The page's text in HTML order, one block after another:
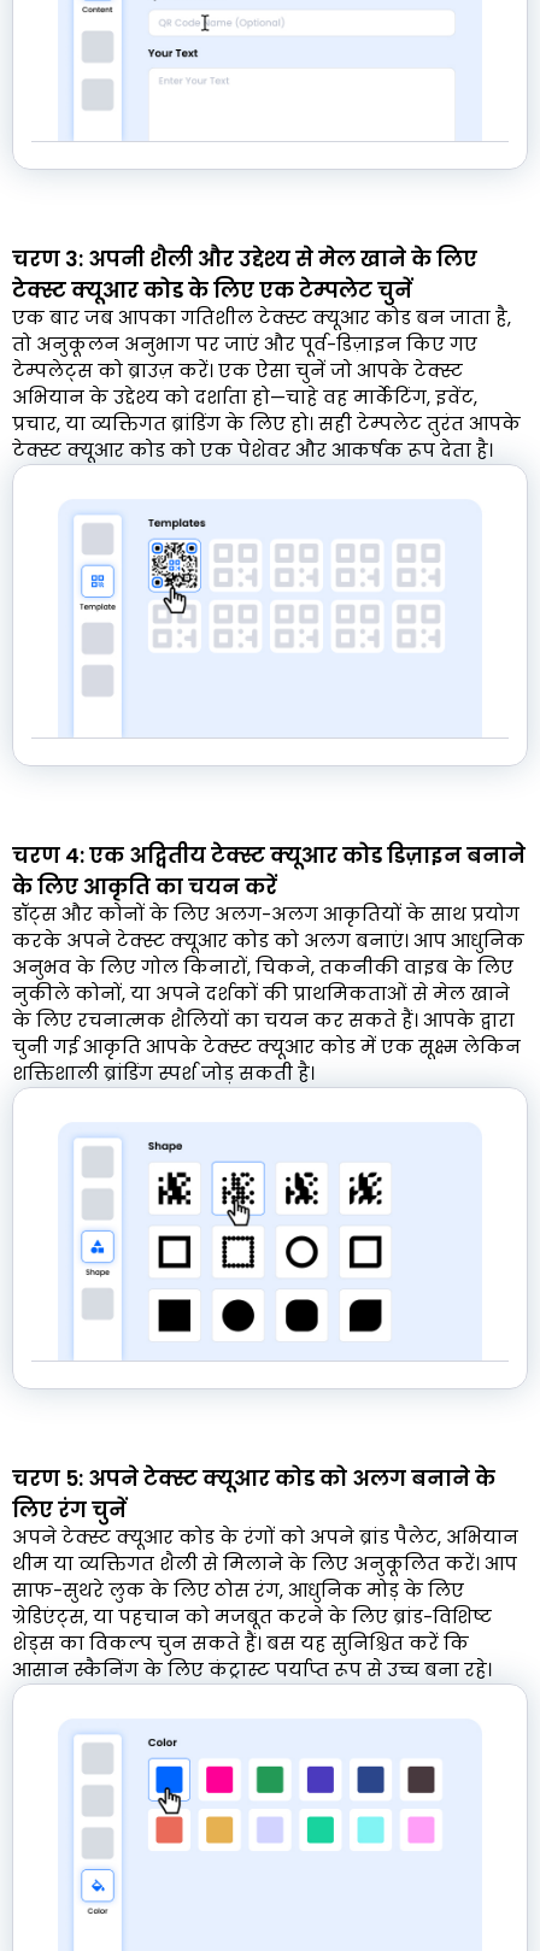
चरण 3: अपनी शैली और उद्देश्य से मेल खाने के लिए
टेक्स्ट क्यूआर कोड के लिए एक टेम्पलेट चुनें
एक बार जब आपका गतिशील टेक्स्ट क्यूआर कोड बन जाता है,
तो अनुकूलन अनुभाग पर जाएं और पूर्व-डिज़ाइन किए गए
टेम्पलेट्स को ब्राउज़ करें। एक ऐसा चुनें जो आपके टेक्स्ट
अभियान के उद्देश्य को दर्शाता हो—चाहे वह मार्केटिंग, इवेंट,
प्रचार, या व्यक्तिगत ब्रांडिंग के लिए हो। सही टेम्पलेट तुरंत आपके
टेक्स्ट क्यूआर कोड को एक पेशेवर और आकर्षक रूप देता है।
चरण 4: एक अद्वितीय टेक्स्ट क्यूआर कोड डिज़ाइन बनाने
के लिए आकृति का चयन करें
डॉट्स और कोनों के लिए अलग-अलग आकृतियों के साथ प्रयोग
करके अपने टेक्स्ट क्यूआर कोड को अलग बनाएं। आप आधुनिक
अनुभव के लिए गोल किनारों, चिकने, तकनीकी वाइब के लिए
नुकीले कोनों, या अपने दर्शकों की प्राथमिकताओं से मेल खाने
के लिए रचनात्मक शैलियों का चयन कर सकते हैं। आपके द्वारा
चुनी गई आकृति आपके टेक्स्ट क्यूआर कोड में एक सूक्ष्म लेकिन
शक्तिशाली ब्रांडिंग स्पर्श जोड़ सकती है।
चरण 5: अपने टेक्स्ट क्यूआर कोड को अलग बनाने के
लिए रंग चुनें
अपने टेक्स्ट क्यूआर कोड के रंगों को अपने ब्रांड पैलेट, अभियान
थीम या व्यक्तिगत शैली से मिलाने के लिए अनुकूलित करें। आप
साफ-सुथरे लुक के लिए ठोस रंग, आधुनिक मोड़ के लिए
ग्रेडिएंट्स, या पहचान को मजबूत करने के लिए ब्रांड-विशिष्ट
शेड्स का विकल्प चुन सकते हैं। बस यह सुनिश्चित करें कि
आसान स्कैनिंग के लिए कंट्रास्ट पर्याप्त रूप से उच्च बना रहे।